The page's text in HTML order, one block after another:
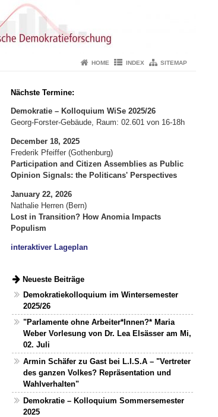
HOME INDEX SITEMAP
Nächste Termine:
Demokratie – Kolloquium WiSe 2025/26
Georg-Forster-Gebäude, Raum: 02.601 von 16-18h
December 18, 2025
Frederik Pfeiffer (Gothenburg)
Participation and Citizen Assemblies as Public
Opinion Signals: the Politicans' Perspectives
January 22, 2026
Nathalie Herren (Bern)
Lost in Transition? How Anomia Impacts
Populism
interaktiver Lageplan
Neueste Beiträge
Demokratiekolloquium im Wintersemester
2025/26
"Parlamente ohne Arbeiter*Innen?* Maria
Weber Vorlesung von Dr. Lea Elsässer am Mi,
02. Juli
Armin Schäfer zu Gast bei L.I.S.A – "Vertreter
des ganzen Volkes? Repräsentation und
Wahlverhalten"
Demokratie – Kolloquium Sommersemester
2025